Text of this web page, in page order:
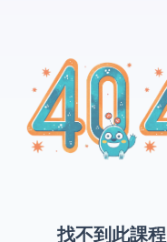
找不到此課程